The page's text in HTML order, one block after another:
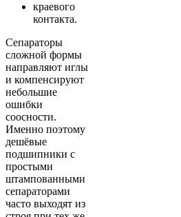
краевого
контакта.
Сепараторы
сложной формы
направляют иглы
и компенсируют
небольшие
ошибки
соосности.
Именно поэтому
дешёвые
подшипники с
простыми
штампованными
сепараторами
часто выходят из